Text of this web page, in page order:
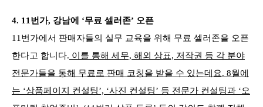
4. 11번가, 강남에 ‘무료 셀러존’ 오픈
11번가에서 판매자들의 실무 교육을 위해 무료 셀러존을 오픈
한다고 합니다. 이를 통해 세무, 해외 상표, 저작권 등 각 분야
전문가들을 통해 무료로 판매 코칭을 받을 수 있는데요. 8월에
는 ‘상품페이지 컨설팅’, ‘사진 컨설팅’ 등 전문가 컨설팅과 ‘오